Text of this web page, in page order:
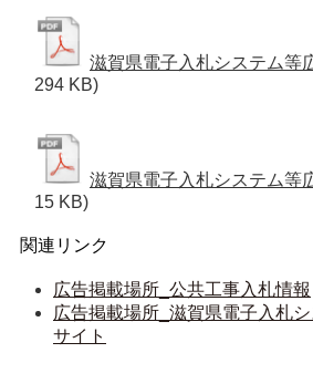
滋賀県電子入札システム等
294 KB)
滋賀県電子入札システム等
15 KB)
関連リンク
広告掲載場所_公共工事入札情報
広告掲載場所_滋賀県電子入札
サイト